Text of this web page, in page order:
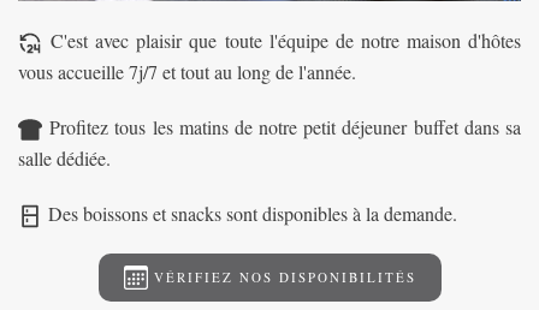
C'est avec plaisir que toute l'équipe de notre maison d'hôtes
vous accueille 7j/7 et tout au long de l'année.
Profitez tous les matins de notre petit déjeuner buffet dans sa
salle dédiée.
Des boissons et snacks sont disponibles à la demande.
VÉRIFIEZ NOS DISPONIBILITÉS